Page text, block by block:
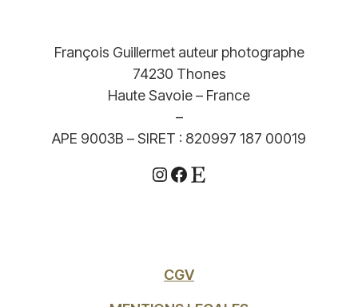
François Guillermet auteur photographe
74230 Thones
Haute Savoie – France
–
APE 9003B – SIRET : 820997 187 00019
Instagram
Facebook
Etsy
CGV